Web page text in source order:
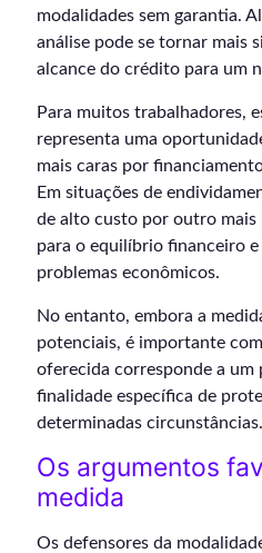
modalidades sem garantia.
análise pode se tornar mais
alcance do crédito para um
Para muitos trabalhadores,
representa uma
mais caras por
Em situações de
de alto custo por outro
para o equilíbrio financeiro
problemas econômicos.
No entanto, embora a
potenciais, é importante
oferecida corresponde a um
finalidade específica de
determinadas circunstâncias.
Os argumentos
medida
Os defensores da